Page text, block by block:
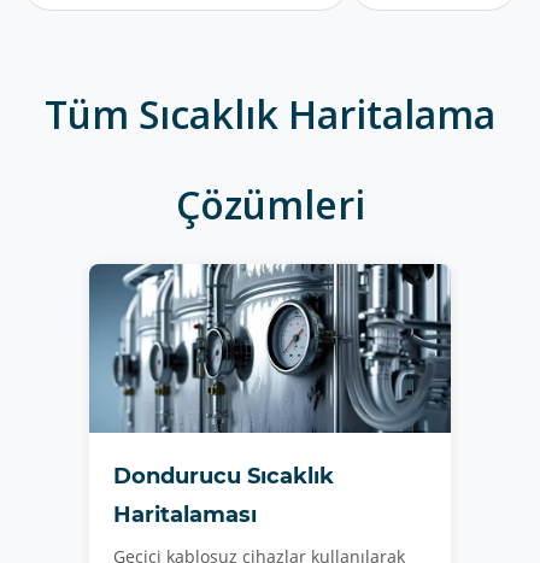
Tüm Sıcaklık Haritalama
Çözümleri
Dondurucu Sıcaklık
Haritalaması
Geçici kablosuz cihazlar kullanılarak